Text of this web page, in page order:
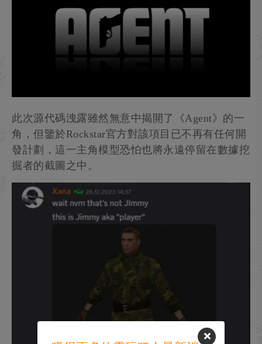
此次源代碼洩露雖然無意中揭開了《Agent》的一
角，但鑒於Rockstar官方對該項目已不再有任何開
發計劃，這一主角模型恐怕也將永遠停留在數據挖
掘者的截圖之中。